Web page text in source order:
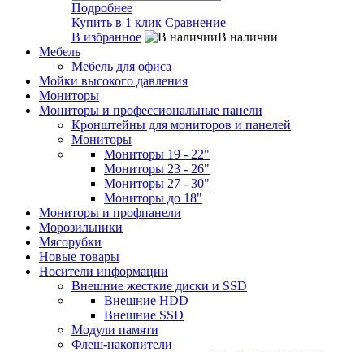
Подробнее
Купить в 1 клик Сравнение
В избранное
В наличии
Мебель
Мебель для офиса
Мойки высокого давления
Мониторы
Мониторы и профессиональные панели
Кронштейны для мониторов и панелей
Мониторы
Мониторы 19 - 22"
Мониторы 23 - 26"
Мониторы 27 - 30"
Мониторы до 18"
Мониторы и профпанели
Морозильники
Мясорубки
Новые товары
Носители информации
Внешние жесткие диски и SSD
Внешние HDD
Внешние SSD
Модули памяти
Флеш-накопители